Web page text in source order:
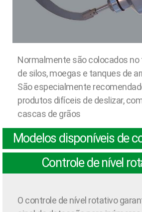
Normalmente são colocados
de silos, moegas e tanques de
São especialmente
produtos difíceis de deslizar,
cascas de grãos
Modelos disponíveis de
Controle de nível
O controle de nível rotativo